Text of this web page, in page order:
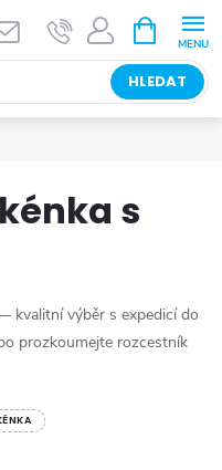
HLEDAT
NÁKUPNÍ
KOŠÍK
s
kvalitní výběr s expedicí do
prozkoumejte rozcestník